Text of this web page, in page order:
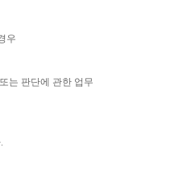
우
는 판단에 관한 업무